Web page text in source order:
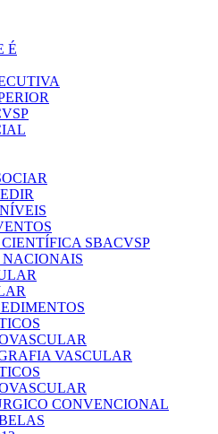
É
SBACVSP
NACIONAIS
VASCULAR
CONVENCIONAL